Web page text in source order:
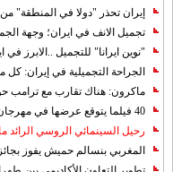
إيران تحذر "دولا في المنطقة"
تجميل الانف في ايران؛ وجهة
"نوين ايرانا" للتجميل ..الابرز
الجراحة التجميلية في إيران: كل
ماكرون: هناك تقارب مع ترامب
40 فيلما يتوقع عرضها في مهرجان كان 2019
رحيل السينمائي الروسي الرائد
المغربي بنسالم حميش يفوز